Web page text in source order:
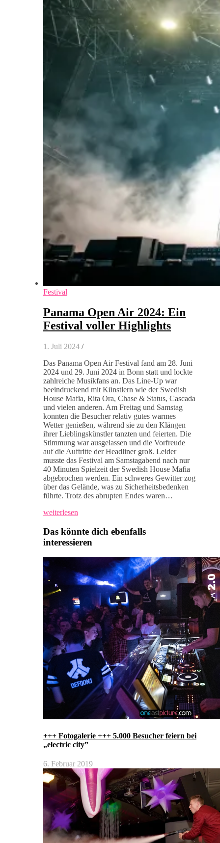
Festival
Panama Open Air 2024: Ein
Festival voller Highlights
1. Juli 2024 /
Das Panama Open Air Festival fand am 28. Juni
2024 und 29. Juni 2024 in Bonn statt und lockte
zahlreiche Musikfans an. Das Line-Up war
beeindruckend mit Künstlern wie der Swedish
House Mafia, Rita Ora, Chase & Status, Cascada
und vielen anderen. Am Freitag und Samstag
konnten die Besucher relativ gutes warmes
Wetter genießen, während sie zu den Klängen
ihrer Lieblingskünstler tanzten und feierten. Die
Stimmung war ausgelassen und die Vorfreude
auf die Auftritte der Headliner groß. Leider
musste das Festival am Samstagabend nach nur
40 Minuten Spielzeit der Swedish House Mafia
abgebrochen werden. Ein schweres Gewitter zog
über das Gelände, was zu Sicherheitsbedenken
führte. Trotz des abrupten Endes waren…
weiterlesen
Das könnte dich ebenfalls
interessieren
+++ Fotogalerie +++ 5.000 Besucher feiern bei
„electric city”
6. Februar 2019